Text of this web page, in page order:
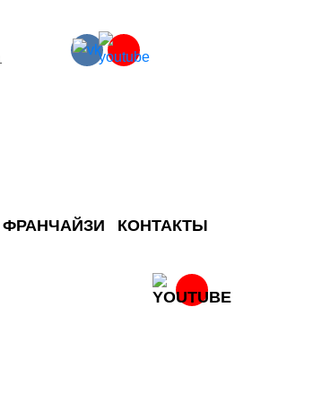
КОНТАКТЫ